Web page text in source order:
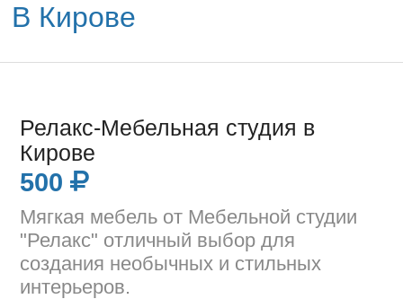
В Кирове
Релакс-Мебельная студия в
Кирове
500
Мягкая мебель от Мебельной студии
"Релакс" отличный выбор для
создания необычных и стильных
интерьеров.